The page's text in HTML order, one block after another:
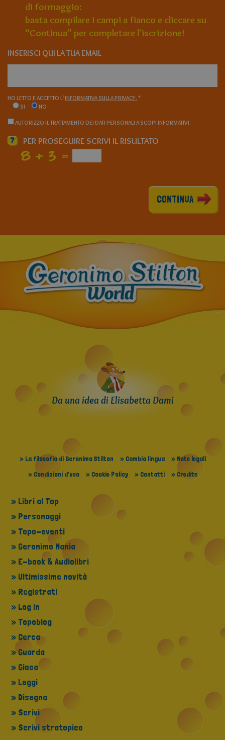
di formaggio:
basta compilare i campi a fianco e cliccare su
“Continua” per completare l'iscrizione!
INSERISCI QUI LA TUA EMAIL
HO LETTO E ACCETTO L’INFORMATIVA SULLA PRIVACY. *
SI
NO
AUTORIZZO IL TRATTAMENTO DEI DATI PERSONALI A SCOPI INFORMATIVI.
? PER PROSEGUIRE SCRIVI IL RISULTATO
Da una idea di Elisabetta Dami
» La filosofia di Geronimo Stilton » Cambia lingua
» Note legali
» Condizioni d'uso
» Cookie Policy » Contatti » Credits
» Libri al Top
» Personaggi
» Topo-eventi
» Geronimo Mania
» E-book & Audiolibri
» Ultimissime novità
» Registrati
» Log in
» Topoblog
» Cerca
» Guarda
» Gioca
» Leggi
» Disegna
» Scrivi
» Scrivi stratopico